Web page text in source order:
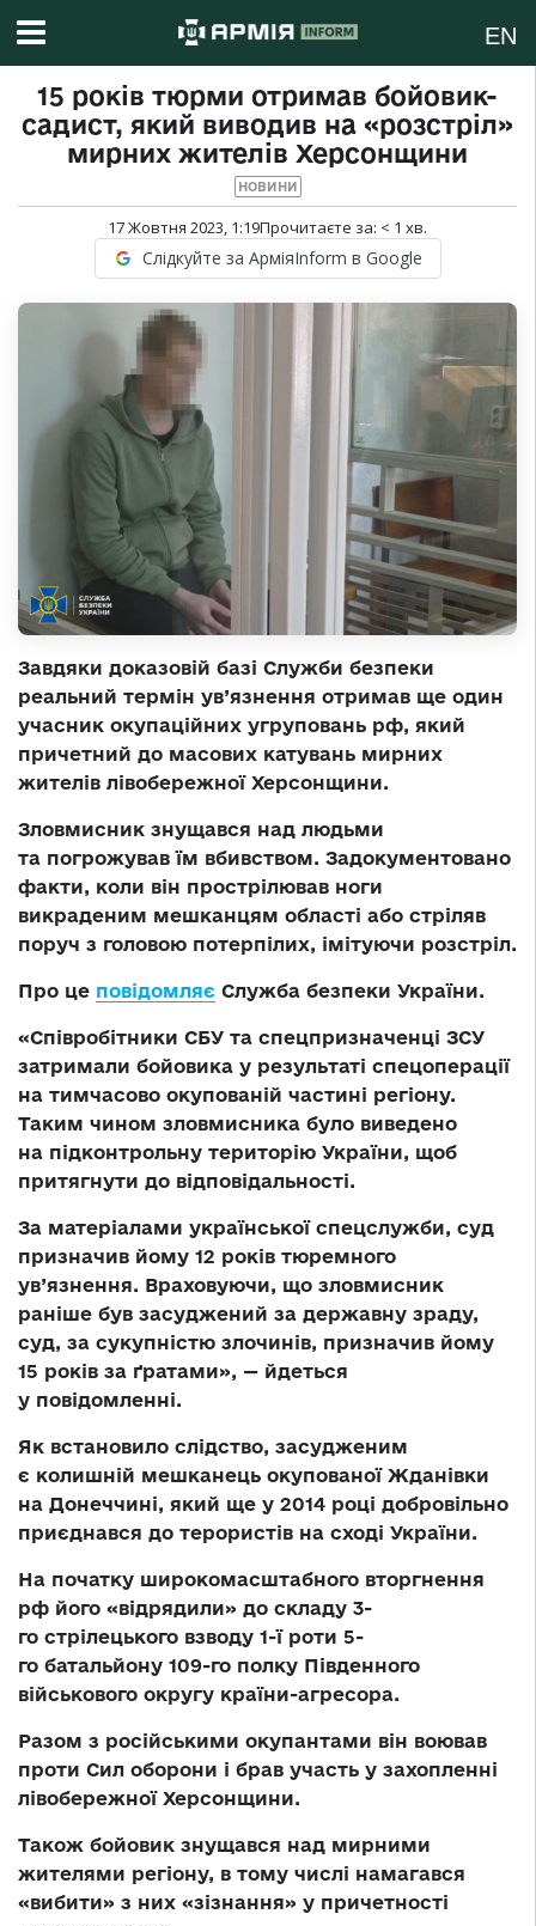
EN
15 років тюрми отримав бойовик-
садист, який виводив на «розстріл»
мирних жителів Херсонщини
НОВИНИ
17 Жовтня 2023, 1:19Прочитаєте за: < 1 хв.
Слідкуйте за АрміяInform в Google
Завдяки доказовій базі Служби безпеки
реальний термін ув’язнення отримав ще один
учасник окупаційних угруповань рф, який
причетний до масових катувань мирних
жителів лівобережної Херсонщини.
Зловмисник знущався над людьми
та погрожував їм вбивством. Задокументовано
факти, коли він прострілював ноги
викраденим мешканцям області або стріляв
поруч з головою потерпілих, імітуючи розстріл.
Про це повідомляє Служба безпеки України.
«Співробітники СБУ та спецпризначенці ЗСУ
затримали бойовика у результаті спецоперації
на тимчасово окупованій частині регіону.
Таким чином зловмисника було виведено
на підконтрольну територію України, щоб
притягнути до відповідальності.
За матеріалами української спецслужби, суд
призначив йому 12 років тюремного
ув’язнення. Враховуючи, що зловмисник
раніше був засуджений за державну зраду,
суд, за сукупністю злочинів, призначив йому
15 років за ґратами», — йдеться
у повідомленні.
Як встановило слідство, засудженим
є колишній мешканець окупованої Жданівки
на Донеччині, який ще у 2014 році добровільно
приєднався до терористів на сході України.
На початку широкомасштабного вторгнення
рф його «відрядили» до складу 3-
го стрілецького взводу 1-ї роти 5-
го батальйону 109-го полку Південного
військового округу країни-агресора.
Разом з російськими окупантами він воював
проти Сил оборони і брав участь у захопленні
лівобережної Херсонщини.
Також бойовик знущався над мирними
жителями регіону, в тому числі намагався
«вибити» з них «зізнання» у причетності